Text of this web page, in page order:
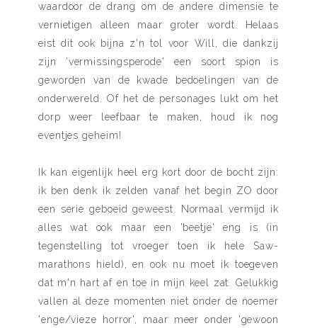
waardoor de drang om de andere dimensie te
vernietigen alleen maar groter wordt. Helaas
eist dit ook bijna z'n tol voor Will, die dankzij
zijn 'vermissingsperode' een soort spion is
geworden van de kwade bedoelingen van de
onderwereld. Of het de personages lukt om het
dorp weer leefbaar te maken, houd ik nog
eventjes geheim!
Ik kan eigenlijk heel erg kort door de bocht zijn:
ik ben denk ik zelden vanaf het begin ZO door
een serie geboeid geweest. Normaal vermijd ik
alles wat ook maar een 'beetje' eng is (in
tegenstelling tot vroeger toen ik hele Saw-
marathons hield), en ook nu moet ik toegeven
dat m'n hart af en toe in mijn keel zat. Gelukkig
vallen al deze momenten niet onder de noemer
'enge/vieze horror', maar meer onder 'gewoon